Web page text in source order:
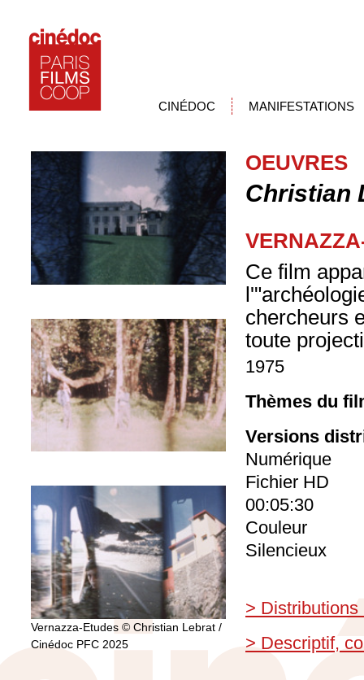
CINÉDOC MANIFESTATIONS
Vernazza-Etudes © Christian Lebrat /
Cinédoc PFC 2025
OEUVRES
Christian
Ce film
chercheurs
toute
1975
Thèmes du
Versions
Numérique
Fichier HD
00:05:30
Couleur
Silencieux
> Distributions
> Descriptif,